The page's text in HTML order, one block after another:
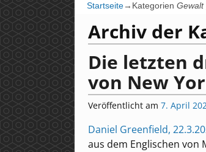
Startseite→Kategorien Gewalt
Archiv der
Die letzten
von New
Veröffentlicht am 7. April
Daniel Greenfield,
aus dem Englischen von